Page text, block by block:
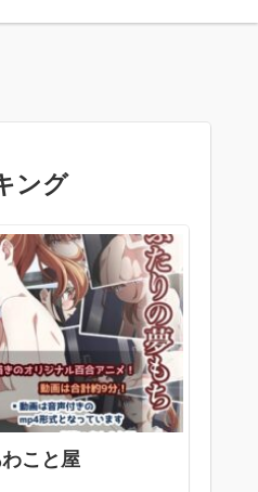
ング
こと屋